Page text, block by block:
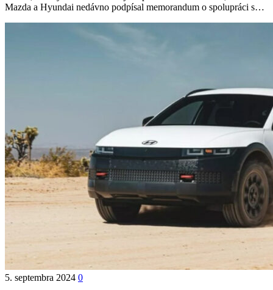
Mazda a Hyundai nedávno podpísal memorandum o spolupráci s…
5. septembra 2024 0